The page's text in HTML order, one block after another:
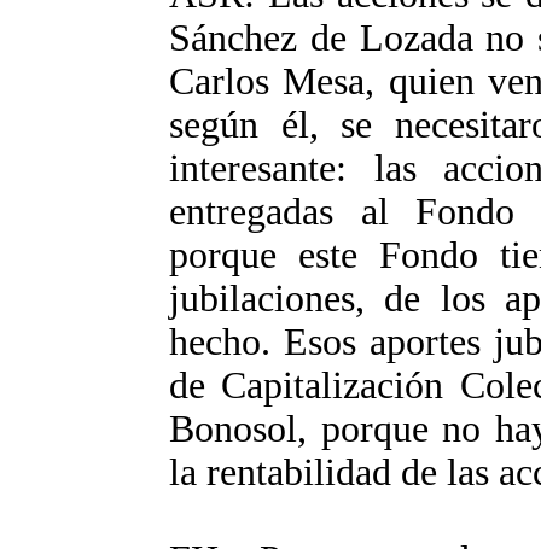
Sánchez de Lozada
Carlos Mesa, quien
según él, se
interesante: las
entregadas al
porque este Fondo
jubilaciones, de los
hecho. Esos aportes
de Capitalización
Bonosol, porque no
la rentabilidad de las